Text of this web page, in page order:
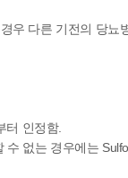
다른 기전의 당뇨
인정함.
는 경우에는